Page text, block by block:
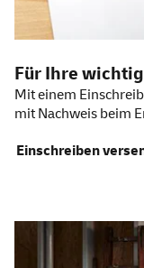
Für Ihre
Mit einem
mit Nachweis beim
Einschreiben